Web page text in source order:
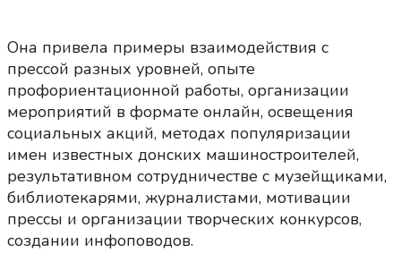
Она привела примеры взаимодействия с
прессой разных уровней, опыте
профориентационной работы, организации
мероприятий в формате онлайн, освещения
социальных акций, методах популяризации
имен известных донских машиностроителей,
результативном сотрудничестве с музейщиками,
библиотекарями, журналистами, мотивации
прессы и организации творческих конкурсов,
создании инфоповодов.